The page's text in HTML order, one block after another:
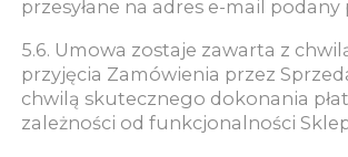
przesyłane na adres e-mail podany
5.6. Umowa zostaje zawarta z
przyjęcia Zamówienia przez
chwilą skutecznego dokonania
zależności od funkcjonalności